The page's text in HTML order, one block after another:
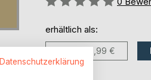
erhältlich als:
16,99 €
Datenschutzerklärung